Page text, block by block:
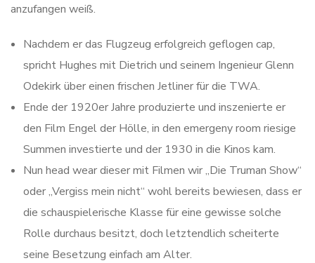
anzufangen weiß.
Nachdem er das Flugzeug erfolgreich geflogen cap,
spricht Hughes mit Dietrich und seinem Ingenieur Glenn
Odekirk über einen frischen Jetliner für die TWA.
Ende der 1920er Jahre produzierte und inszenierte er
den Film Engel der Hölle, in den emergeny room riesige
Summen investierte und der 1930 in die Kinos kam.
Nun head wear dieser mit Filmen wir „Die Truman Show“
oder „Vergiss mein nicht“ wohl bereits bewiesen, dass er
die schauspielerische Klasse für eine gewisse solche
Rolle durchaus besitzt, doch letztendlich scheiterte
seine Besetzung einfach am Alter.